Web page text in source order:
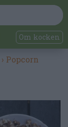
Om kocken
› Popcorn